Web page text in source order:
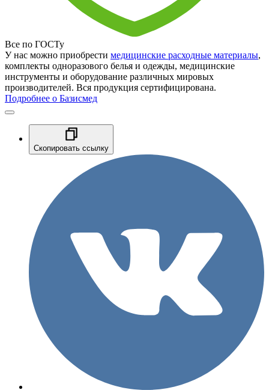
Все по ГОСТу
У нас можно приобрести медицинские расходные материалы,
комплекты одноразового белья и одежды, медицинские
инструменты и оборудование различных мировых
производителей. Вся продукция сертифицирована.
Подробнее о Базисмед
Скопировать ссылку